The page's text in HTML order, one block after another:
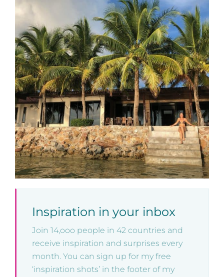
Inspiration in your inbox
Join 14,ooo people in 42 countries and
receive inspiration and surprises every
month. You can sign up for my free
‘inspiration shots’ in the footer of my